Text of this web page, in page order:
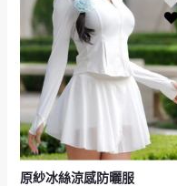
原紗冰絲涼感防曬服